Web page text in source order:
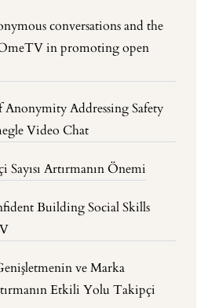
conversations and the
in promoting open
Addressing Safety
Video Chat
Sayısı Artırmanın Önemi
Building Social Skills
ve Marka
Etkili Yolu Takipçi